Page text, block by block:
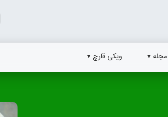
مجله ویکی قارچ